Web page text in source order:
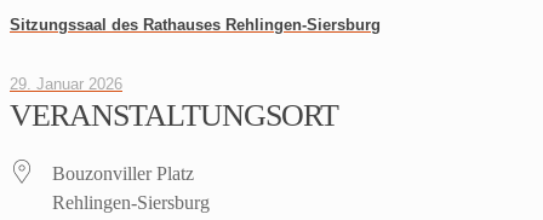
Sitzungssaal des Rathauses Rehlingen-Siersburg
29. Januar 2026
VERANSTALTUNGSORT
Bouzonviller Platz
Rehlingen-Siersburg